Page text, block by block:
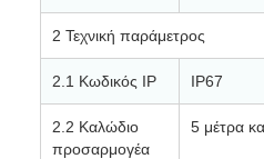
2 Τεχνική παράμετρος
2.1 Κωδικός IP IP67
2.2 Καλώδιο
προσαρμογέα
5 μέτρα